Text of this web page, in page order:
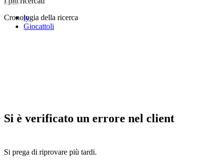
Cronologia della ricerca
ty
Giocattoli
Si è verificato un errore nel client
Si prega di riprovare più tardi.